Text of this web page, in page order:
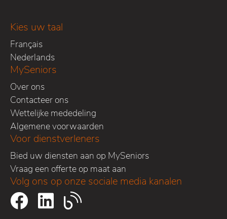
Kies uw taal
Français
Nederlands
MySeniors
Over ons
Contacteer ons
Wettelijke mededeling
Algemene voorwaarden
Voor dienstverleners
Bied uw diensten aan op MySeniors
Vraag een offerte op maat aan
Volg ons op onze sociale media kanalen